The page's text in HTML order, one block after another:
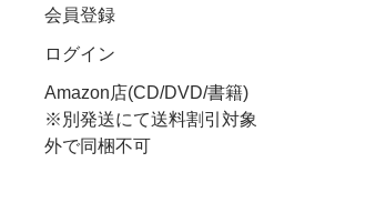
会員登録
ログイン
Amazon店(CD/DVD/書籍)
※別発送にて送料割引対象
外で同梱不可